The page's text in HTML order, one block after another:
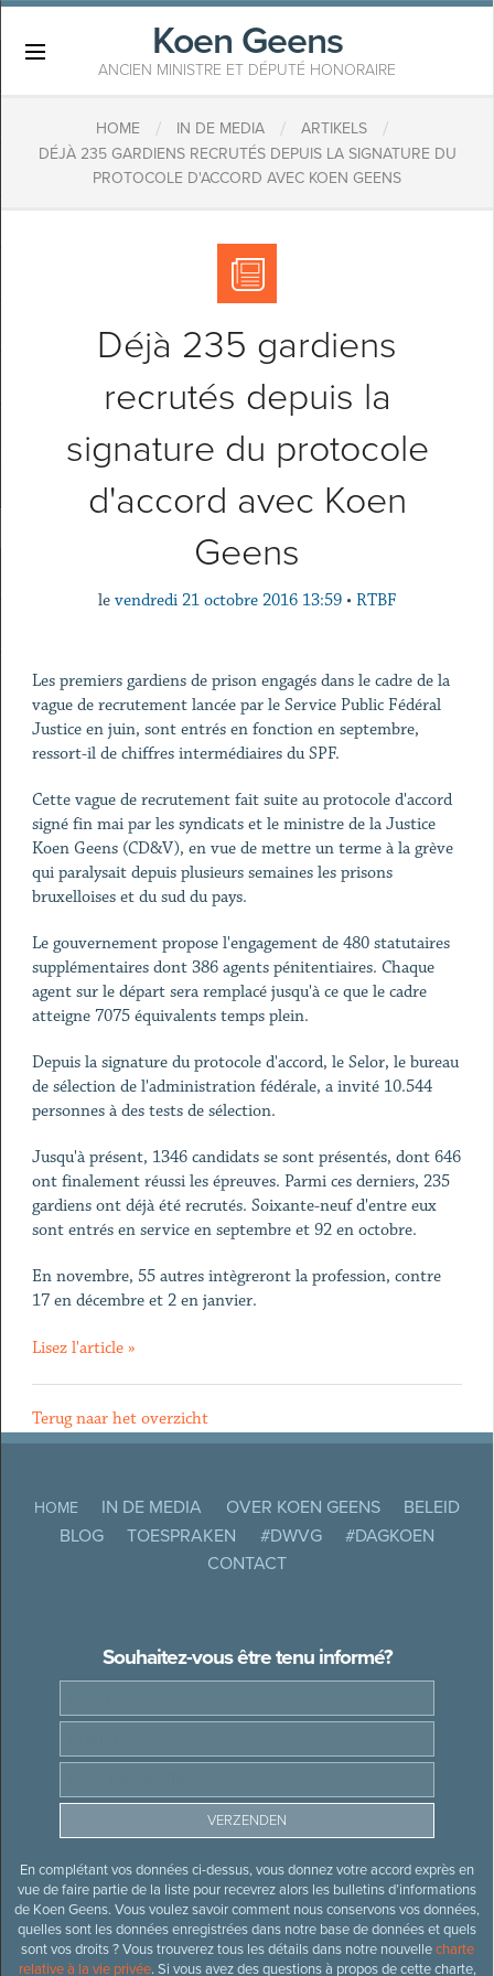
Koen Geens
ANCIEN MINISTRE ET DÉPUTÉ HONORAIRE
HOME / IN DE MEDIA / ARTIKELS /
DÉJÀ 235 GARDIENS RECRUTÉS DEPUIS LA SIGNATURE DU
PROTOCOLE D'ACCORD AVEC KOEN GEENS
Déjà 235 gardiens
recrutés depuis la
signature du protocole
d'accord avec Koen
Geens
le vendredi 21 octobre 2016 13:59 • RTBF
Les premiers gardiens de prison engagés dans le cadre de la
vague de recrutement lancée par le Service Public Fédéral
Justice en juin, sont entrés en fonction en septembre,
ressort-il de chiffres intermédiaires du SPF.
Cette vague de recrutement fait suite au protocole d'accord
signé fin mai par les syndicats et le ministre de la Justice
Koen Geens (CD&V), en vue de mettre un terme à la grève
qui paralysait depuis plusieurs semaines les prisons
bruxelloises et du sud du pays.
Le gouvernement propose l'engagement de 480 statutaires
supplémentaires dont 386 agents pénitentiaires. Chaque
agent sur le départ sera remplacé jusqu'à ce que le cadre
atteigne 7075 équivalents temps plein.
Depuis la signature du protocole d'accord, le Selor, le bureau
de sélection de l'administration fédérale, a invité 10.544
personnes à des tests de sélection.
Jusqu'à présent, 1346 candidats se sont présentés, dont 646
ont finalement réussi les épreuves. Parmi ces derniers, 235
gardiens ont déjà été recrutés. Soixante-neuf d'entre eux
sont entrés en service en septembre et 92 en octobre.
En novembre, 55 autres intègreront la profession, contre
17 en décembre et 2 en janvier.
Lisez l'article »
Terug naar het overzicht
HOME IN DE MEDIA OVER KOEN GEENS
BELEID
BLOG
TOESPRAKEN #DWVG
#DAGKOEN
CONTACT
Souhaitez-vous être tenu informé?
En complétant vos données ci-dessus, vous donnez votre accord exprès en
vue de faire partie de la liste pour recevrez alors les bulletins d’informations
de Koen Geens. Vous voulez savoir comment nous conservons vos données,
quelles sont les données enregistrées dans notre base de données et quels
sont vos droits ? Vous trouverez tous les détails dans notre nouvellecharte
relative à la vie privée. Si vous avez des questions à propos de cette charte,